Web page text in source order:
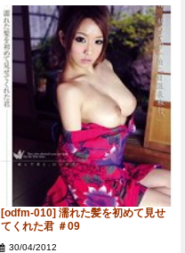
[odfm-010] 濡れた髪を初めて見せ
てくれた君 ＃09
30/04/2012